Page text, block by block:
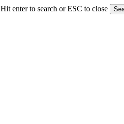
Hit enter to search or ESC to close